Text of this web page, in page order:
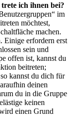
ich ihnen bei?
im
möchtest,
machen.
Einige erfordern erst
sein und
offen ist, kannst du
beitreten;
kannst du dich für
deinen
du in die Gruppe
keinen
einen Grund